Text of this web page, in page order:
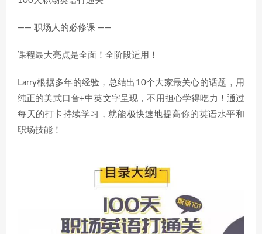
—— 职场人的必修课 ——
课程最大亮点是全面！全阶段适用！
Larry根据多年的经验，总结出10个大家最关心的话题，用
纯正的美式口音+中英文字呈现，不用担心学得吃力！通过
每天的打卡持续学习，就能极快速地提高你的英语水平和
职场技能！